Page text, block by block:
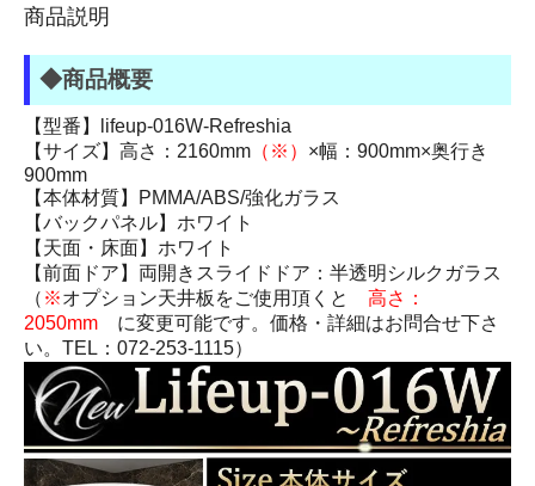
商品説明
◆商品概要
【型番】lifeup-016W-Refreshia
【サイズ】高さ：2160mm （※） ×幅：900mm×奥行き
900mm
【本体材質】PMMA/ABS/強化ガラス
【バックパネル】ホワイト
【天面・床面】ホワイト
【前面ドア】両開きスライドドア：半透明シルクガラス
（ ※オプション天井板をご使用頂くと 高さ：
2050mm に変更可能です。価格・詳細はお問合せ下さ
い。TEL：072-253-1115）